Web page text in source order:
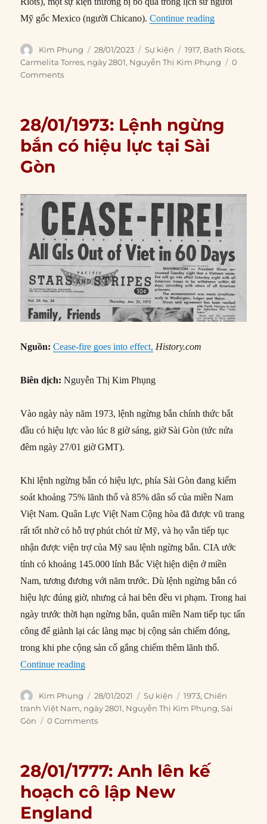
Mỹ gốc Mexico (người Chicano).Continue reading“28/01/1917:
Author
Kim Phụng
Posted
on
28/01/2023 Categories
Sự kiện Tags
1917, Bath Riots,
Carmelita Torres, ngày 2801, Nguyễn Thị Kim Phụng
0
Comments
28/01/1973: Lệnh ngừng
bắn có hiệu lực tại Sài
Gòn
Nguồn: Cease-fire goes into effect, History.com
Biên dịch: Nguyễn Thị Kim Phụng
Vào ngày này năm 1973, lệnh ngừng bắn chính thức bắt
đầu có hiệu lực vào lúc 8 giờ sáng, giờ Sài Gòn (tức nửa
đêm ngày 27/01 giờ GMT).
Khi lệnh ngừng bắn có hiệu lực, phía Sài Gòn đang kiểm
soát khoảng 75% lãnh thổ và 85% dân số của miền Nam
Việt Nam. Quân Lực Việt Nam Cộng hòa đã được vũ trang
rất tốt nhờ có hỗ trợ phút chót từ Mỹ, và họ vẫn tiếp tục
nhận được viện trợ của Mỹ sau lệnh ngừng bắn. CIA ước
tính có khoảng 145.000 lính Bắc Việt hiện diện ở miền
Nam, tương đương với năm trước. Dù lệnh ngừng bắn có
hiệu lực đúng giờ, nhưng cả hai bên đều vi phạm. Trong hai
ngày trước thời hạn ngừng bắn, quân miền Nam tiếp tục tấn
công để giành lại các làng mạc bị cộng sản chiếm đóng,
trong khi phe cộng sản cố gắng chiếm thêm lãnh thổ.
Continue reading“28/01/1973: Lệnh ngừng bắn có hiệu lực tại
Author
Kim Phụng
Posted
on
28/01/2021 Categories
Sự kiện Tags
1973,Chiến
tranh Việt Nam, ngày 2801, Nguyễn Thị Kim Phụng,Sài
Gòn
0 Comments
28/01/1777: Anh lên kế
hoạch cô lập New
England